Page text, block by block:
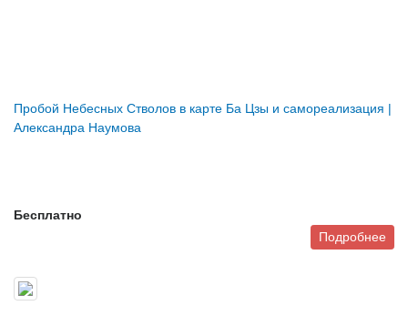
Пробой Небесных Стволов в карте Ба Цзы и самореализация |
Александра Наумова
Бесплатно
Подробнее